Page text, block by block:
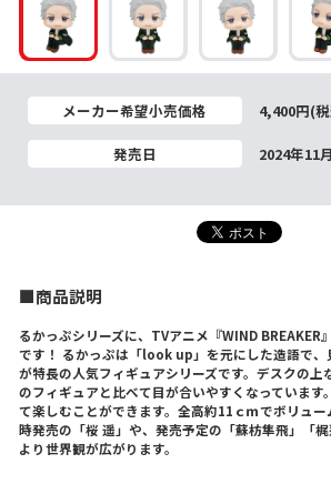
メーカー希望小売価格 4,400円(
発売日 2024年11
■商品説明
るかっぷシリーズに、TVアニメ『WIND BREAKER
です！ るかっぷは「look up」を元にした造語で、
が特長の人気フィギュアシリーズです。デスクの上
のフィギュアと比べて目が合いやすくなっています
て楽しむことができます。全高約11ｃｍでボリュ
時発売の「桜 遥」や、発売予定の「蘇枋隼飛」「梶
より世界観が広がります。